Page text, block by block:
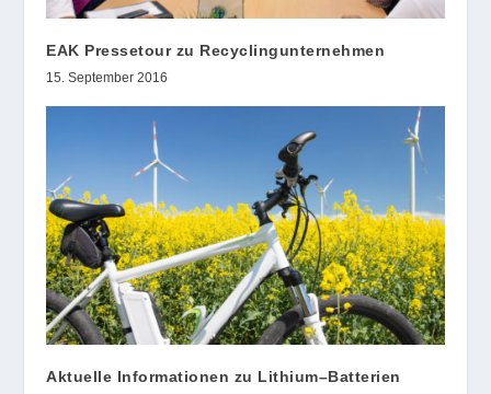
EAK Pressetour zu Recyclingunternehmen
15. September 2016
Aktuelle Informationen zu Lithium–Batterien